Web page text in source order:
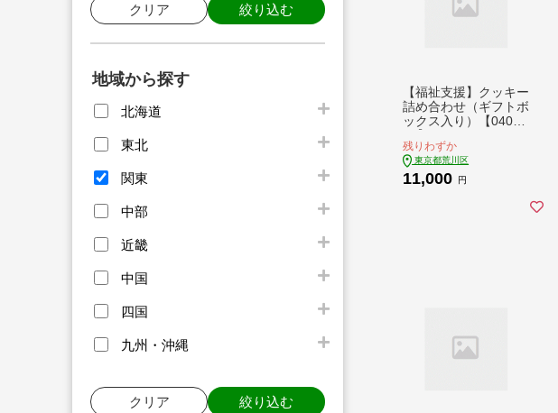
クリア 絞り込む
地域から探す
北海道
東北
関東
中部
近畿
中国
四国
九州・沖縄
クリア 絞り込む
【福祉支援】クッキー
詰め合わせ（ギフトボ
ックス入り）【040-0
残りわずか
東京都荒川区
11,000 円